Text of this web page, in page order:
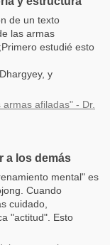
de un texto
las armas
estudié esto
y
afiladas" - Dr.
a los demás
mental" es
Cuando
cuidado,
"actitud". Esto